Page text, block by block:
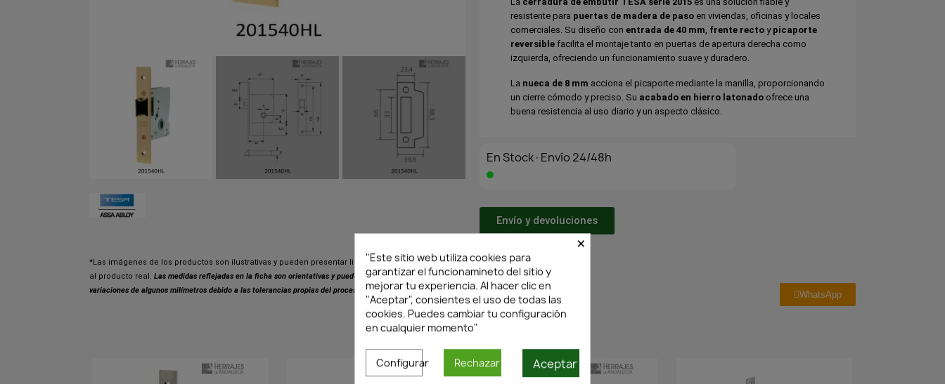
*Las imágenes de los productos son ilustrativas y pueden presentar ligeras variaciones respecto
al producto real. Las medidas reflejadas en la ficha son orientativas y pueden presentar pequeñas
variaciones de algunos milímetros debido a las tolerancias propias del proceso de fabricación.
resistente para puertas de madera de pasoen viviendas, oficinas y locales
comerciales. Su diseño con entrada de 40 mm, frente rectoy picaporte
reversiblefacilita el montaje tanto en puertas de apertura derecha como
izquierda, ofreciendo un funcionamiento suave y duradero.
La nueca de 8 mm acciona el picaporte mediante la manilla, proporcionando
un cierre cómodo y preciso. Su acabado en hierro latonadoofrece una
buena resistencia al uso diario y un aspecto clásico.
En Stock·Envío 24/48h
Envío y devoluciones
Transporte
WhatsApp
×
"Este sitio web utiliza cookies para
garantizar el funcionamineto del sitio y
mejorar tu experiencia. Al hacer clic en
"Aceptar", consientes el uso de todas las
cookies. Puedes cambiar tu configuración
en cualquier momento"
Configurar Rechazar Aceptar